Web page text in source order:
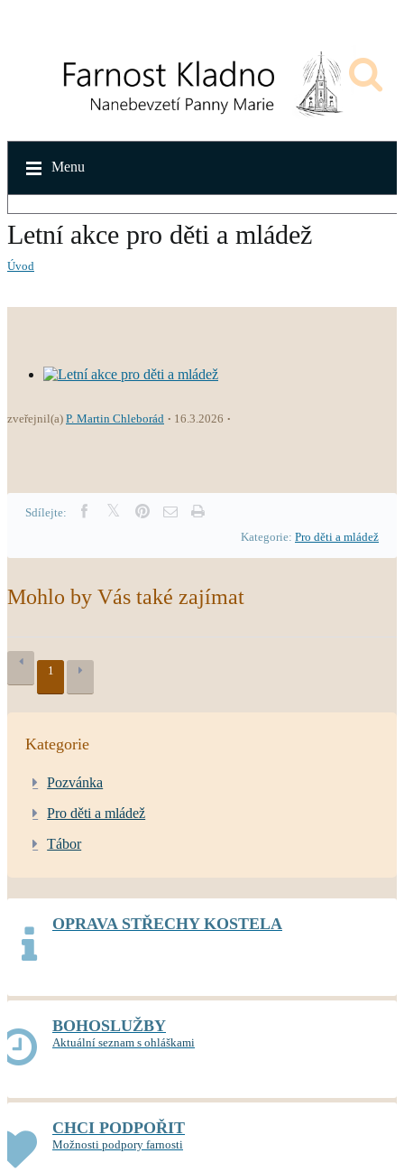
Menu
Letní akce pro děti a mládež
Úvod
zveřejnil(a) P. Martin Chleborád 16.3.2026
Sdílejte:
Kategorie: Pro děti a mládež
Mohlo by Vás také zajímat
1
Kategorie
Pozvánka
Pro děti a mládež
Tábor
OPRAVA STŘECHY KOSTELA
BOHOSLUŽBY
Aktuální seznam s ohláškami
CHCI PODPOŘIT
Možnosti podpory farnosti